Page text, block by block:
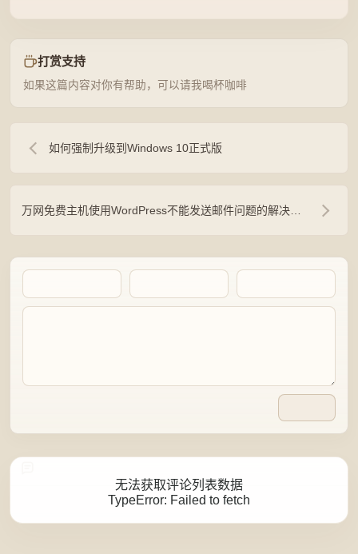
打赏支持
如果这篇内容对你有帮助，可以请我喝杯咖啡
如何强制升级到Windows 10正式版
无法获取评论列表数据
TypeError: Failed to fetch